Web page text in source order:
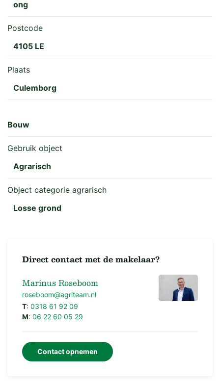
ong
Postcode
4105 LE
Plaats
Culemborg
Bouw
Gebruik object
Agrarisch
Object categorie agrarisch
Losse grond
Direct contact met de makelaar?
Marinus Roseboom
roseboom@agriteam.nl
T: 0318 61 92 09
M: 06 22 60 05 29
Contact opnemen